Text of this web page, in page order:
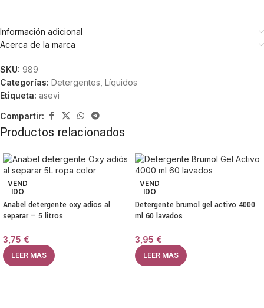
Información adicional
Acerca de la marca
SKU: 989
Categorías: Detergentes Líquidos
Etiqueta: asevi
Compartir:
Productos relacionados
VEND
IDO
Anabel detergente oxy adios al
separar – 5 litros
3,75 €
LEER MÁS
VEND
IDO
Detergente brumol gel activo 4000
ml 60 lavados
3,95 €
LEER MÁS